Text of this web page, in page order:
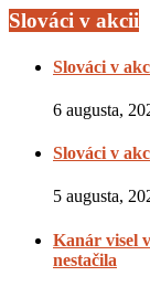
Slováci v akcii
Slováci v
6 augusta,
Slováci v
5 augusta,
Kanár visel
nestačila